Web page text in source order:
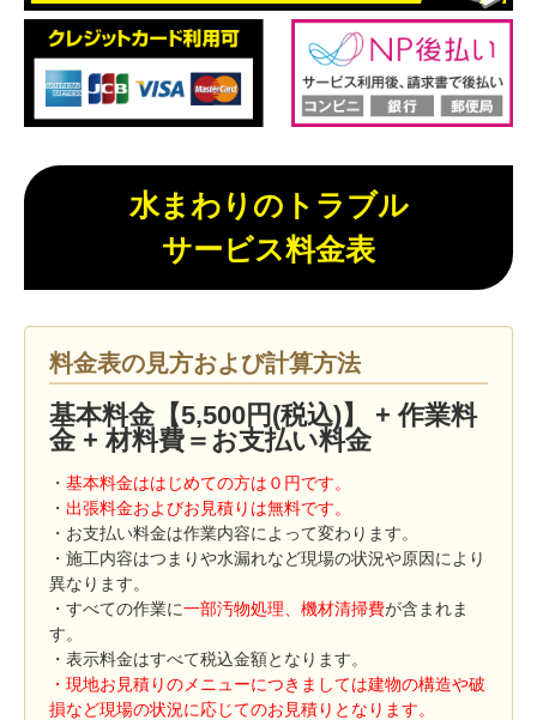
水まわりのトラブル
サービス料金表
料金表の見方および計算方法
基本料金【5,500円(税込)】 + 作業料
金 + 材料費＝お支払い料金
・ 基本料金ははじめての方は０円です。
・ 出張料金およびお見積りは無料です。
・お支払い料金は作業内容によって変わります。
・施工内容はつまりや水漏れなど現場の状況や原因により
異なります。
・すべての作業に一部汚物処理、機材清掃費が含まれま
す。
・表示料金はすべて税込金額となります。
・現地お見積りのメニューにつきましては建物の構造や破
損など現場の状況に応じてのお見積りとなります。